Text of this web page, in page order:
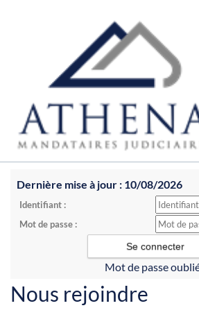
Dernière mise à jour : 10/08/2026
Identifiant :
Mot de passe :
Mot de passe
Nous rejoindre